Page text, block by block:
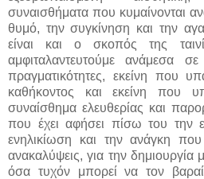
συναισθήματα που κυμαίνονται
θυμό, την συγκίνηση και την
είναι και ο σκοπός της
αμφιταλαντευτούμε ανάμεσα
πραγματικότητες, εκείνη που
καθήκοντος και εκείνη που
συναίσθημα ελευθερίας και
που έχει αφήσει πίσω του την
ενηλικίωση και την ανάγκη
ανακαλύψεις, για την
όσα τυχόν μπορεί να τον